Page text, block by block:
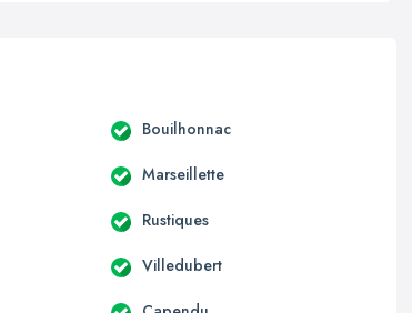
Bouilhonnac
Marseillette
Rustiques
Villedubert